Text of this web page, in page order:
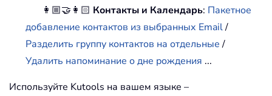
👩🏼‍🤝‍👩🏻 Контакты и Календарь: Пакетное
добавление контактов из выбранных Email/
Разделить группу контактов на отдельные/
Удалить напоминание о дне рождения ...
Используйте Kutools на вашем языке –